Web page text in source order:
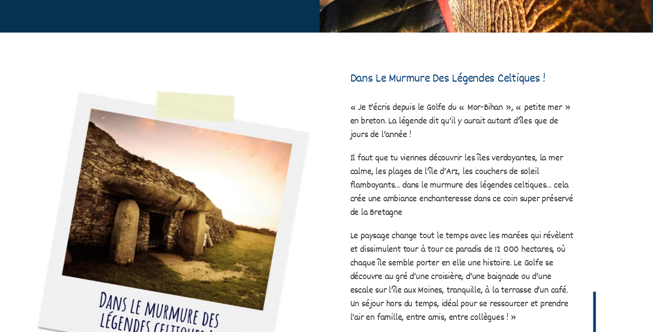
Dans Le Murmure Des Légendes Celtiques !
« Je t’écris depuis le Golfe du « Mor-Bihan », « petite mer »
en breton. La légende dit qu’il y aurait autant d’îles que de
jours de l’année !
Il faut que tu viennes découvrir les îles verdoyantes, la mer
calme, les plages de l’île d’Arz, les couchers de soleil
flamboyants… dans le murmure des légendes celtiques… cela
crée une ambiance enchanteresse dans ce coin super préservé
de la Bretagne
Le paysage change tout le temps avec les marées qui révèlent
et dissimulent tour à tour ce paradis de 12 000 hectares, où
chaque île semble porter en elle une histoire. Le Golfe se
découvre au gré d’une croisière, d’une baignade ou d’une
escale sur l’île aux Moines, tranquille, à la terrasse d’un café.
Un séjour hors du temps, idéal pour se ressourcer et prendre
l’air en famille, entre amis, entre collègues ! »